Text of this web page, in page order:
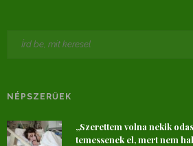
NÉPSZERŰEK
„Szerettem volna nekik
temessenek el, mert nem